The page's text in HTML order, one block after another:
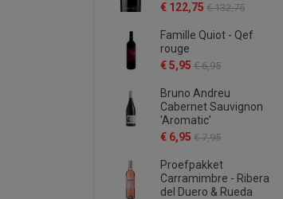
€ 122,75 € 132,75
Famille Quiot - Qef
rouge
€ 5,95 € 6,95
Bruno Andreu
Cabernet Sauvignon
'Aromatic'
€ 6,95 € 7,95
Proefpakket
Carramimbre - Ribera
del Duero & Rueda